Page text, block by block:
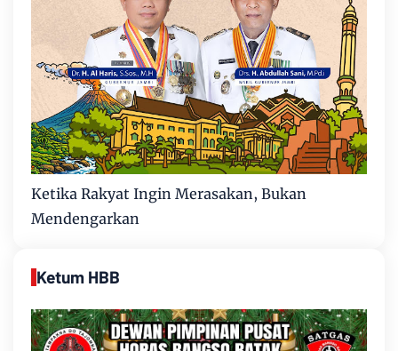
Ketika Rakyat Ingin Merasakan, Bukan
Mendengarkan
Ketum HBB